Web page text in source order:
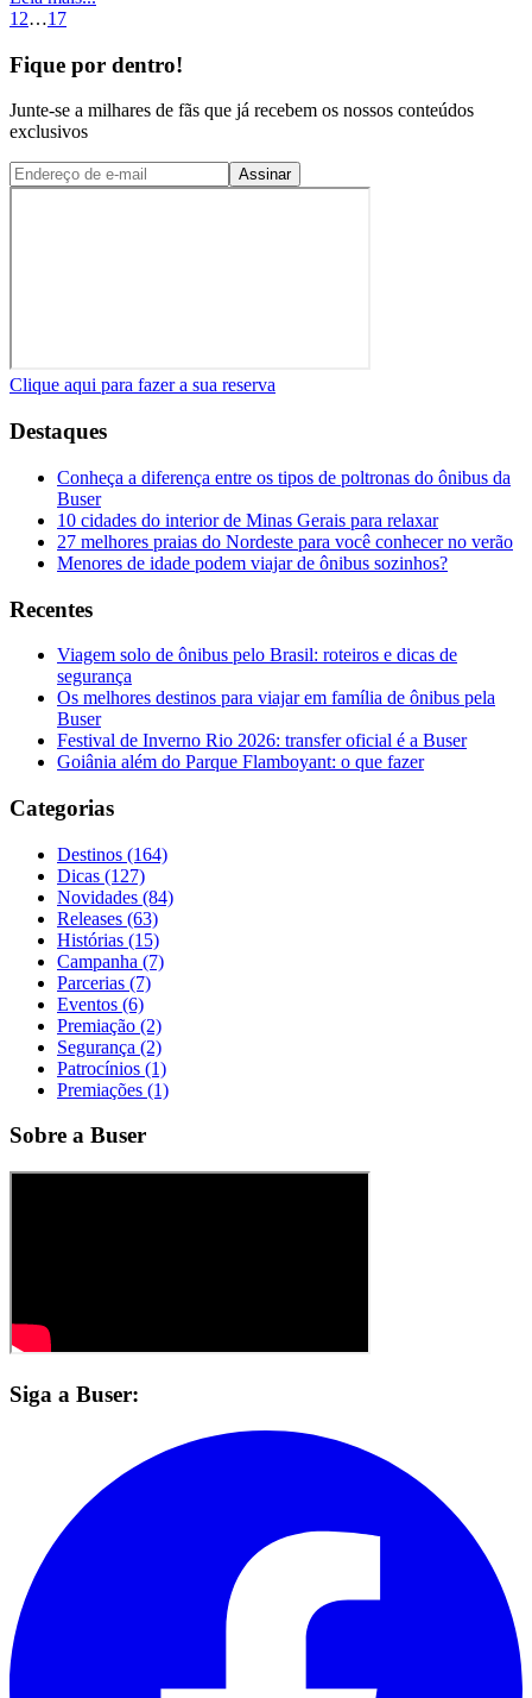
1 2…17
Fique por dentro!
Junte-se a milhares de fãs que já recebem os nossos conteúdos
exclusivos
Assinar
Clique aqui para fazer a sua reserva
Destaques
Conheça a diferença entre os tipos de poltronas do ônibus da
Buser
10 cidades do interior de Minas Gerais para relaxar
27 melhores praias do Nordeste para você conhecer no verão
Menores de idade podem viajar de ônibus sozinhos?
Recentes
Viagem solo de ônibus pelo Brasil: roteiros e dicas de
segurança
Os melhores destinos para viajar em família de ônibus pela
Buser
Festival de Inverno Rio 2026: transfer oficial é a Buser
Goiânia além do Parque Flamboyant: o que fazer
Categorias
Destinos (164)
Dicas (127)
Novidades (84)
Releases (63)
Histórias (15)
Campanha (7)
Parcerias (7)
Eventos (6)
Premiação (2)
Segurança (2)
Patrocínios (1)
Premiações (1)
Sobre a Buser
Siga a Buser: